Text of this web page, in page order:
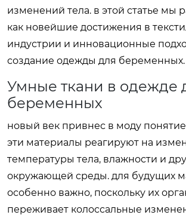
изменений тела. в этой статье мы
как новейшие достижения в
индустрии и инновационные
создание одежды для беременных.
Умные ткани в одежде
беременных
новый век привнес в моду
эти материалы реагируют на
температуры тела, влажности и
окружающей среды. для будущих
особенно важно, поскольку их
переживает колоссальные